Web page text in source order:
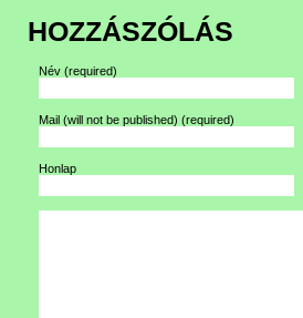
HOZZÁSZÓLÁS
Név (required)
Mail (will not be published) (required)
Honlap